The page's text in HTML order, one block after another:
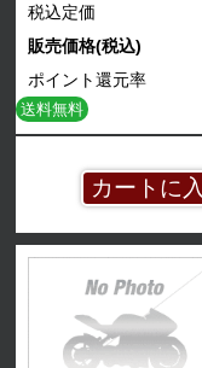
税込定価
販売価格(税込)
ポイント還元率
送料無料